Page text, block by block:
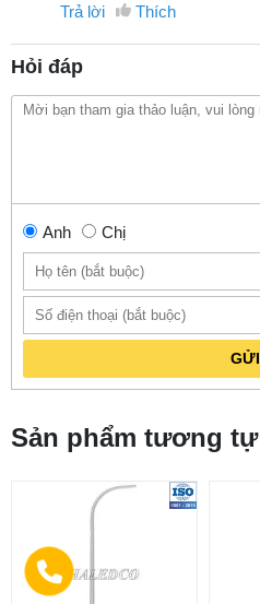
Trả lời
Thích
Hỏi đáp
Anh Chị
GỬI
Sản phẩm tương tự